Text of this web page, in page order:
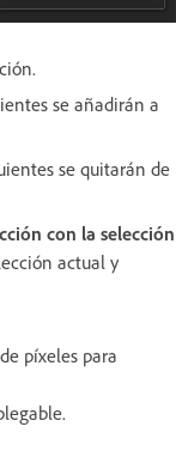
se añadirán a
se quitarán de
con la selección
actual y
píxeles para